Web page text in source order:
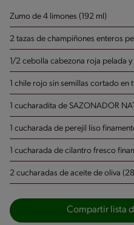
Zumo de 4 limones (192 ml)
2 tazas de champiñones enteros
1/2 cebolla cabezona roja pelada
1 chile rojo sin semillas cortado en
1 cucharadita de SAZONADOR
1 cucharada de perejil liso
1 cucharada de cilantro fresco
2 cucharadas de aceite de oliva
Compartir lista